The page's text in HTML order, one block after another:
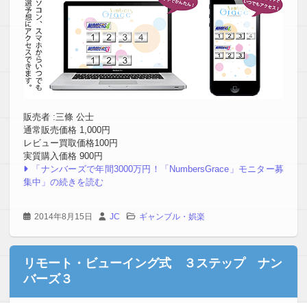
販売者 :三條 公士
通常販売価格 1,000円
レビュー買取価格100円
実質購入価格 900円
「ナンバーズで年間3000万円！「NumbersGrace」モニター募
集中」の続きを読む
2014年8月15日 JC ギャンブル・娯楽
リモート・ビューイング式 ３ステップ ナン
バーズ３